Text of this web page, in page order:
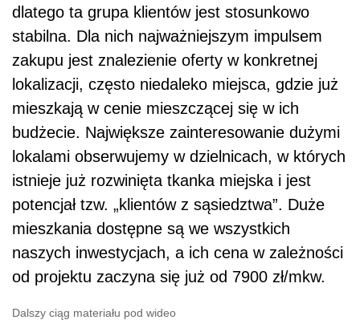
dlatego ta grupa klientów jest stosunkowo
stabilna. Dla nich najważniejszym impulsem
zakupu jest znalezienie oferty w konkretnej
lokalizacji, często niedaleko miejsca, gdzie już
mieszkają w cenie mieszczącej się w ich
budżecie. Największe zainteresowanie dużymi
lokalami obserwujemy w dzielnicach, w których
istnieje już rozwinięta tkanka miejska i jest
potencjał tzw. „klientów z sąsiedztwa”. Duże
mieszkania dostępne są we wszystkich
naszych inwestycjach, a ich cena w zależności
od projektu zaczyna się już od 7900 zł/mkw.
Dalszy ciąg materiału pod wideo